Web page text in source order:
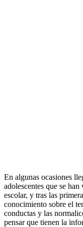
En algunas ocasiones
adolescentes que se
escolar, y tras las
conocimiento sobre el
conductas y las
pensar que tienen la